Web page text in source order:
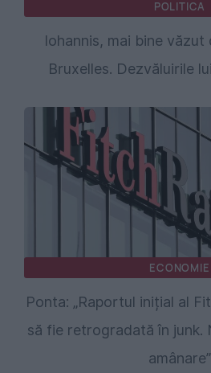
POLITICA
Iohannis, mai bine văzut
Bruxelles. Dezvăluirile
ECONOMIE
Ponta: „Raportul inițial al
să fie retrogradată în junk.
amânare”